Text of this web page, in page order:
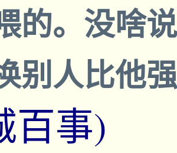
的。没啥
别人比他
百事)